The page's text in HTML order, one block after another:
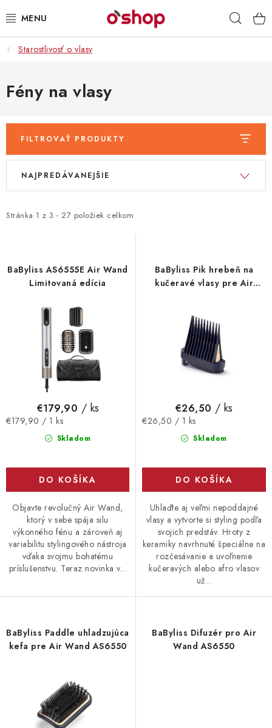
na
OSOBNÁ STAROSTLIVOSŤ
POTRAVINY
ZACHRÁŇTE PRODUKTY
ZNAČKY
Podmienky ochrany osobných údajov
Servis a reklamácia
Vrátanie tovaru
Kontakty
Starostlivosť o vlasy
Fény na vlasy
FILTROVAŤ PRODUKTY
V
i
r
Stránka 1 z 3 - 27 položiek celkom
R
e
e
v
NAJPREDÁVANEJŠIE
BaByliss AS6555E Air Wand
Limitovaná edícia
Skladom
€179,90 / ks
Jednotková
€179,90 / 1 ks
DO KOŠÍKA
Objavte revolučný Air Wand,
ktorý v sebe spája silu
výkonného fénu a zároveň aj
variabilitu stylingového nástroja
vďaka svojmu bohatému
príslušenstvu. Teraz novinka v...
BaByliss Pik hrebeň na
kučeravé vlasy pre Air
Skladom
€26,50 / ks
Jednotková
€26,50 / 1 ks
DO KOŠÍKA
Uhlaďte aj veľmi nepoddajné
vlasy a vytvorte si styling podľa
svojich predstáv. Hroty z
keramiky navrhnuté špeciálne na
rozčesávanie a uvoľnenie
kučeravých alebo afro vlasov
už...
BaByliss Paddle uhladzujúca
kefa pre Air Wand AS6550
BaByliss Difuzér pro Air
Wand AS6550